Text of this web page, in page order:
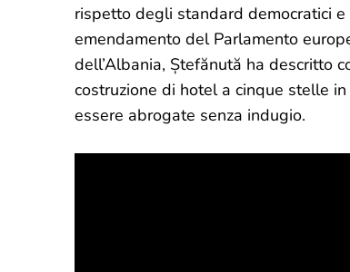
rispetto degli standard democratici
emendamento del Parlamento
dell’Albania, Ștefănută ha descritto
costruzione di hotel a cinque stelle
essere abrogate senza indugio.